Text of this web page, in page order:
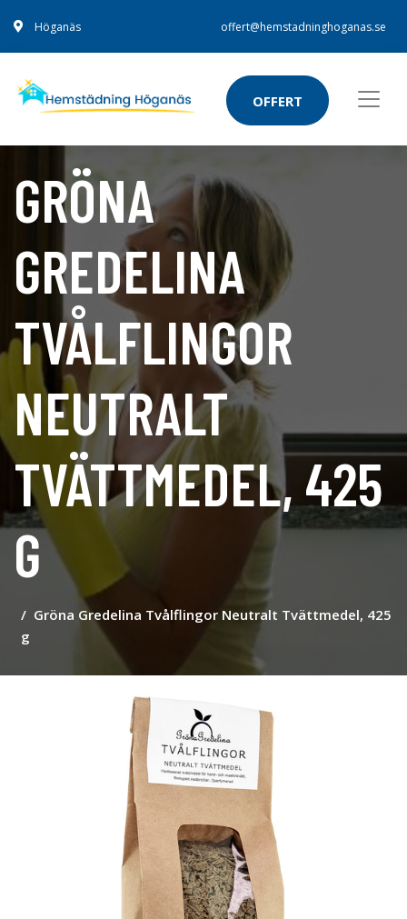
Höganäs offert@hemstadninghoganas.se
OFFERT
GRÖNA
GREDELINA
TVÅLFLINGOR
NEUTRALT
TVÄTTMEDEL, 425
G
Gröna Gredelina Tvålflingor Neutralt Tvättmedel, 425
g